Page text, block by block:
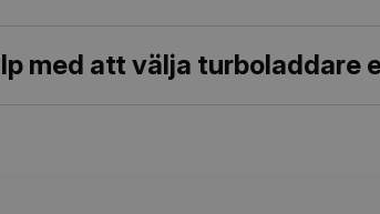
med att välja turboladdare